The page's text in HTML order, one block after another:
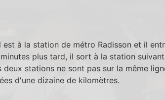
est à la station de métro Radisson et il
plus tard, il sort à la station
stations ne sont pas sur la même
d'une dizaine de kilomètres.